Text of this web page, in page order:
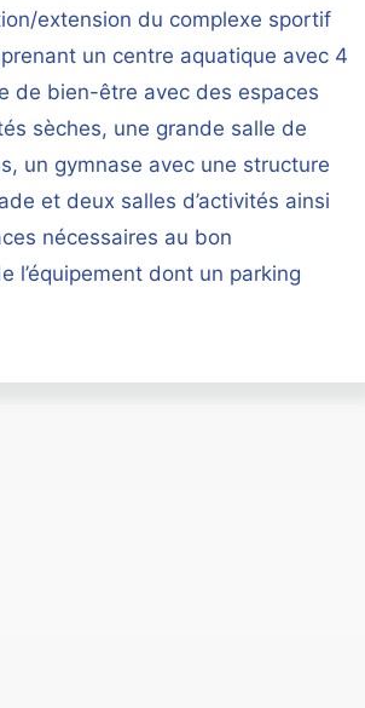
extension du complexe sportif
un centre aquatique avec 4
de bien-être avec des espaces
sèches, une grande salle de
un gymnase avec une structure
et deux salles d’activités ainsi
nécessaires au bon
l’équipement dont un parking